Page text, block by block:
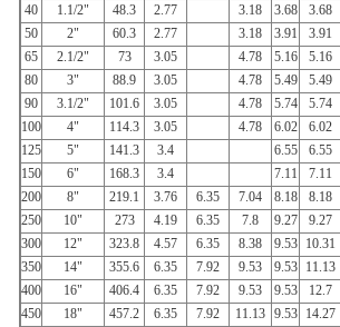
40
1.1/2" 48.3 2.77 3.18 3.68 3.68
50
2" 60.3 2.77 3.18 3.91 3.91
65
2.1/2" 73 3.05 4.78 5.16 5.16
80
3" 88.9 3.05 4.78 5.49 5.49
90
3.1/2" 101.6 3.05 4.78 5.74 5.74
100
4" 114.3 3.05 4.78 6.02 6.02
125
5" 141.3 3.4 6.55 6.55
150
6" 168.3 3.4 7.11 7.11
200
8" 219.1 3.76 6.35 7.04 8.18 8.18
250
10" 273 4.19 6.35 7.8 9.27 9.27
300
12" 323.8 4.57 6.35 8.38 9.53 10.31
350
14" 355.6 6.35 7.92 9.53 9.53 11.13
400
16" 406.4 6.35 7.92 9.53 9.53 12.7
450
18" 457.2 6.35 7.92 11.13 9.53 14.27